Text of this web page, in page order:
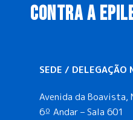
CONTRA A
SEDE / DELEGAÇÃO
Avenida da Boavista,
6º Andar – Sala 601